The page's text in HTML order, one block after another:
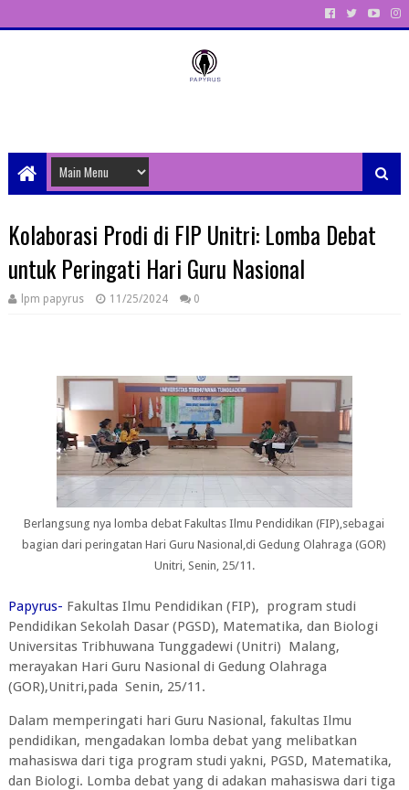
Kolaborasi Prodi di FIP Unitri: Lomba Debat
untuk Peringati Hari Guru Nasional
lpm papyrus 11/25/2024 0
Berlangsung nya lomba debat Fakultas Ilmu Pendidikan (FIP),sebagai
bagian dari peringatan Hari Guru Nasional,di Gedung Olahraga (GOR)
Unitri, Senin, 25/11.
Papyrus- Fakultas Ilmu Pendidikan (FIP), program studi
Pendidikan Sekolah Dasar (PGSD), Matematika, dan Biologi
Universitas Tribhuwana Tunggadewi (Unitri) Malang,
merayakan Hari Guru Nasional di Gedung Olahraga
(GOR),Unitri,pada Senin, 25/11.
Dalam memperingati hari Guru Nasional, fakultas Ilmu
pendidikan, mengadakan lomba debat yang melibatkan
mahasiswa dari tiga program studi yakni, PGSD, Matematika,
dan Biologi. Lomba debat yang di adakan mahasiswa dari tiga